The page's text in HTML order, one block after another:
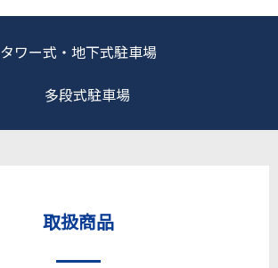
タワー式・地下式駐車場
多段式駐車場
取扱商品